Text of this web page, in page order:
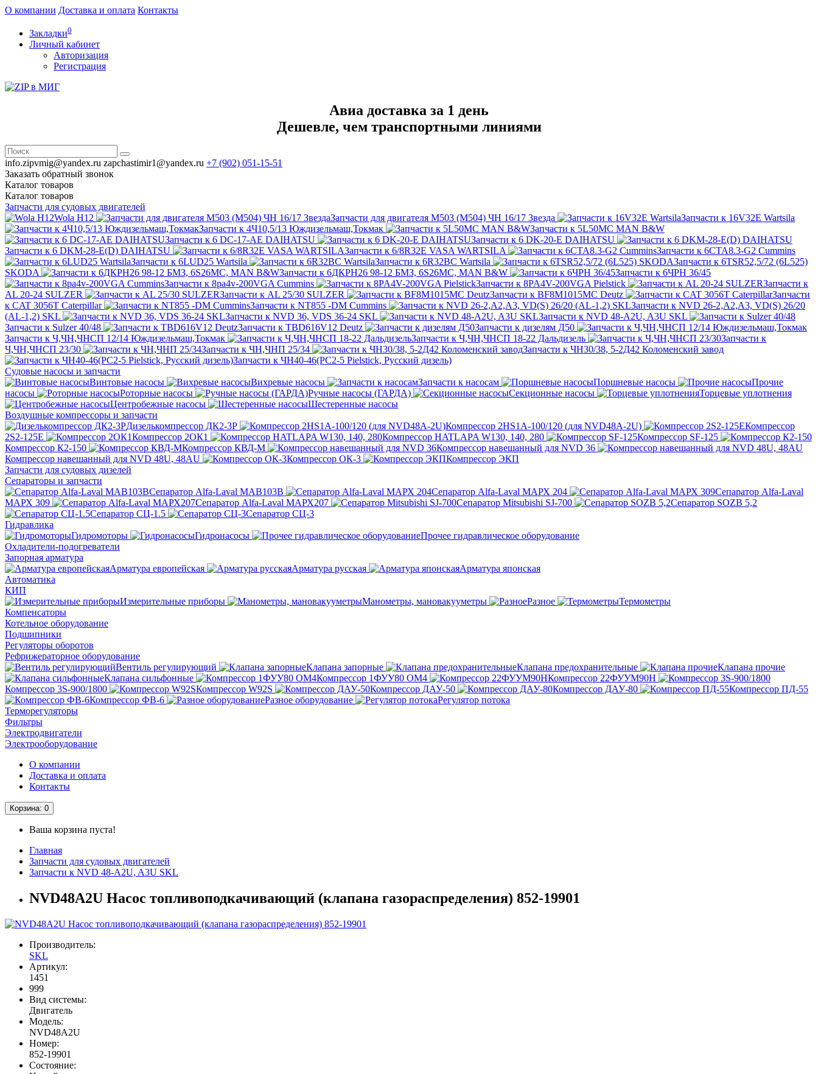
О компании Доставка и оплата Контакты
Закладки0
Личный кабинет
Авторизация
Регистрация
Авиа доставка за 1 день
Дешевле, чем транспортными линиями
info.zipvmig@yandex.ru zapchastimir1@yandex.ru +7 (902) 051-15-51
Заказать обратный звонок
Каталог товаров
Каталог товаров
Запчасти для судовых двигателей
Wola H12
Запчасти для двигателя M503 (M504) ЧН 16/17 Звезда
Запчасти к 16V32E Wartsila
Запчасти к 4Ч10,5/13 Юждизельмаш,Токмак
Запчасти к 5L50MC MAN B&W
Запчасти к 6 DC-17-AE DAIHATSU
Запчасти к 6 DK-20-E DAIHATSU
Запчасти к 6 DKM-28-E(D) DAIHATSU
Запчасти к 6/8R32E VASA WARTSILA
Запчасти к 6CTA8.3-G2 Cummins
Запчасти к 6LUD25 Wartsila
Запчасти к 6R32BC Wartsila
Запчасти к 6TSR52,5/72 (6L525)
SKODA
Запчасти к 6ДКРН26 98-12 БМЗ, 6S26MC, MAN B&W
Запчасти к 6ЧРН 36/45
Запчасти к 8pa4v-200VGA Cummins
Запчасти к 8PA4V-200VGA Pielstick
Запчасти к
AL 20-24 SULZER
Запчасти к AL 25/30 SULZER Запчасти к BF8M1015MC Deutz
Запчасти
к CAT 3056T Caterpillar
Запчасти к NT855 -DM Cummins
Запчасти к NVD 26-2,A2,A3, VD(S) 26/20
(AL-1,2) SKL
Запчасти к NVD 36, VDS 36-24 SKL
Запчасти к NVD 48-A2U, A3U SKL
Запчасти к Sulzer 40/48
Запчасти к TBD616V12 Deutz
Запчасти к дизелям Д50
Запчасти к Ч,ЧН,ЧНСП 12/14 Юждизельмаш,Токмак
Запчасти к Ч,ЧН,ЧНСП 18-22 Дальдизель
Запчасти к
Ч,ЧН,ЧНСП 23/30
Запчасти к ЧН,ЧНП 25/34
Запчасти к ЧН30/38, 5-2Д42 Коломенский завод
Запчасти к ЧН40-46(PC2-5 Pielstick, Русский дизель)
Судовые насосы и запчасти
Винтовые насосы
Вихревые насосы Запчасти к насосам Поршневые насосы
Прочие
насосы
Роторные насосы Ручные насосы (ГАРДА) Секционные насосы
Торцевые уплотнения
Центробежные насосы
Шестеренные насосы
Воздушные компрессоры и запчасти
Дизелькомпрессор ДК2-3Р
Компрессор 2HS1A-100/120 (для NVD48A-2U)
Компрессор
2S2-125Е
Компрессор 2ОК1 Компрессор HATLAPA W130, 140, 280
Компрессор SF-125
Компрессор К2-150
Компрессор КВД-М
Компрессор навешанный для NVD 36
Компрессор навешанный для NVD 48U, 48AU
Компрессор ОК-3
Компрессор ЭКП
Запчасти для судовых дизелей
Сепараторы и запчасти
Сепаратор Alfa-Laval МАВ103В
Сепаратор Alfa-Laval МАРХ 204
Сепаратор Alfa-Laval
МАРХ 309
Сепаратор Alfa-Laval МАРХ207 Сепаратор Mitsubishi SJ-700
Сепаратор SOZB 5,2
Сепаратор СЦ-1.5
Сепаратор СЦ-3
Гидравлика
Гидромоторы
Гидронасосы
Прочее гидравлическое оборудование
Охладители-подогреватели
Запорная арматура
Арматура европейская
Арматура русская
Арматура японская
Автоматика
КИП
Измерительные приборы
Манометры, мановакууметры Разное
Термометры
Компенсаторы
Котельное оборудование
Подшипники
Регуляторы оборотов
Рефрижераторное оборудование
Вентиль регулирующий
Клапана запорные Клапана предохранительные
Клапана прочие
Клапана сильфонные
Компрессор 1ФУУ80 ОМ4
Компрессор 22ФУУМ90Н
Компрессор 3S-900/1800
Компрессор W92S Компрессор ДАУ-50 Компрессор ДАУ-80
Компрессор ПД-55
Компрессор ФВ-6
Разное оборудование
Регулятор потока
Терморегуляторы
Фильтры
Электродвигатели
Электрооборудование
О компании
Доставка и оплата
Контакты
Корзина: 0
Ваша корзина пуста!
Главная
Запчасти для судовых двигателей
Запчасти к NVD 48-A2U, A3U SKL
NVD48A2U Насос топливоподкачивающий (клапана газораспределения) 852-19901
Производитель:
SKL
Артикул:
1451
999
Вид системы:
Двигатель
Модель:
NVD48A2U
Номер:
852-19901
Состояние: